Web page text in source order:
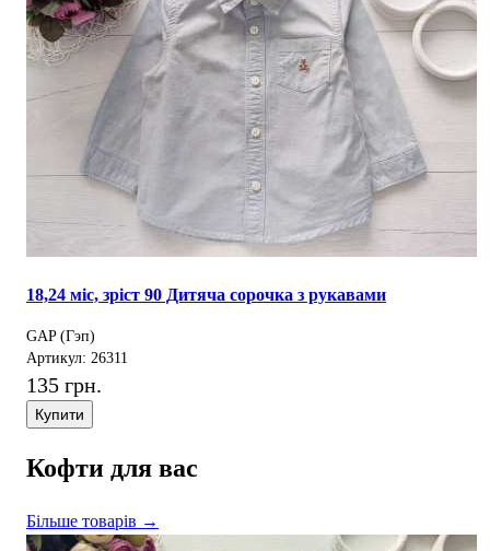
18,24 міс, зріст 90 Дитяча сорочка з рукавами
GAP (Гэп)
Артикул: 26311
135 грн.
Купити
Кофти для вас
Більше товарів →